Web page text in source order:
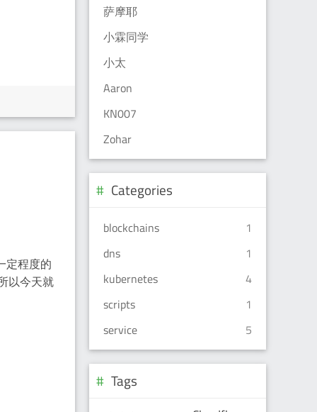
定程度的
以今天就
萨摩耶
小霖同学
小太
Aaron
KN007
Zohar
Categories
blockchains
1
dns
1
kubernetes
4
scripts
1
service
5
Tags